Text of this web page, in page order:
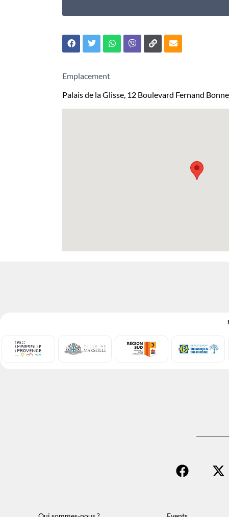
Emplacement
Palais de la Glisse, 12 Boulevard Fernand